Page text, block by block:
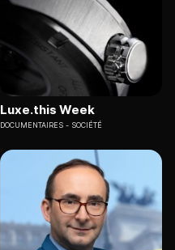
Luxe.this Week
DOCUMENTAIRES SOCIÉTÉ